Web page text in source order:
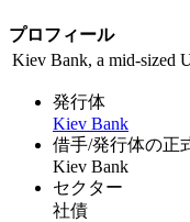
プロフィール
Kiev Bank, a mid-sized
発行体
Kiev Bank
借手/発行体の正
Kiev Bank
セクター
社債